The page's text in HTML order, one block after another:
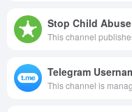
Stop Child Abuse